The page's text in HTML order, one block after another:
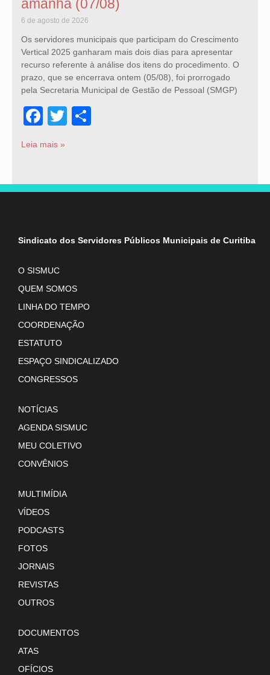
amanhã (07/08)
6 de agosto de 2026
Os servidores municipais que participam do Crescimento
Vertical 2025 ganharam mais dois dias para apresentar
recurso referente à análise dos itens do procedimento. O
prazo, que se encerrava ontem (05/08), foi prorrogado
pela Secretaria Municipal de Gestão de Pessoal (SMGP)
Facebook
Twitter
Leia mais »
Sindicato dos Servidores Públicos Municipais de Curitiba
O SISMUC
QUEM SOMOS
LINHA DO TEMPO
COORDENAÇÃO
ESTATUTO
ESPAÇO SINDICALIZADO
CONGRESSOS
NOTÍCIAS
AGENDA SISMUC
MEU COLETIVO
CONVÊNIOS
MULTIMÍDIA
VÍDEOS
PODCASTS
FOTOS
JORNAIS
REVISTAS
OUTROS
DOCUMENTOS
ATAS
OFÍCIOS